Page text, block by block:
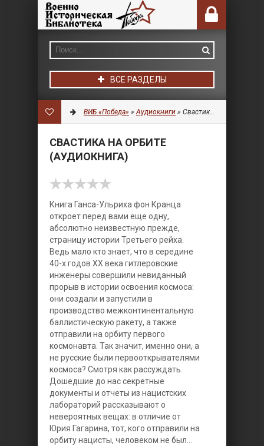
ВСЕ РАЗДЕЛЫ
ВИБ «Победа» »Аудиокниги » Свастика на орбите (Аудиокнига)
СВАСТИКА НА ОРБИТЕ
(АУДИОКНИГА)
Книга Ганса-Ульриха фон Кранца
откроет перед вами еще одну,
абсолютно неизвестную прежде,
страницу истории Третьего рейха.
Ведь мало кто знает, что в середине
40-х годов ХХ века гитлеровские
инженеры совершили невиданный
прорыв в истории освоения космоса:
они создали и запустили в
производство межконтинентальную
баллистическую ракету, а также
отправили на орбиту первого
космонавта. Так значит, именно они, а
не русские были первооткрывателями
космоса? Смотря как рассуждать.
Дошедшие до нас секретные
документы и отчеты из нацистских
лабораторий рассказывают о
невероятных вещах: в отличие от
Юрия Гагарина, тот, кого отправили на
орбиту нацисты, человеком не был...